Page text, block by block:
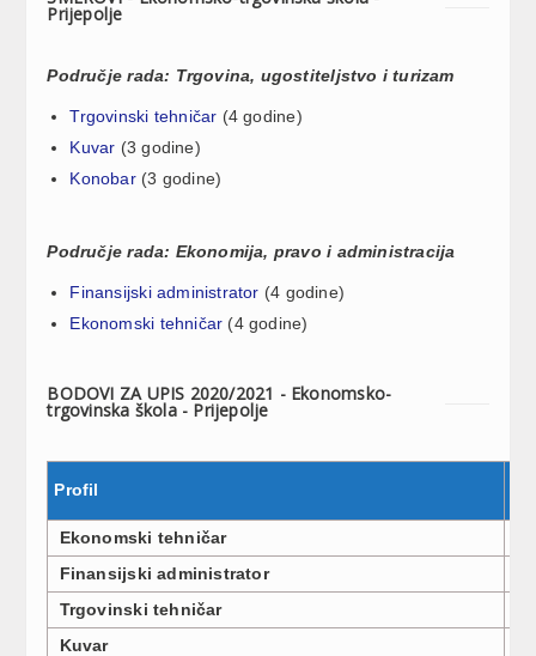
Prijepolje
Područje rada: Trgovina, ugostiteljstvo i turizam
Trgovinski tehničar (4 godine)
Kuvar (3 godine)
Konobar(3 godine)
Područje rada: Ekonomija, pravo i administracija
Finansijski administrator (4 godine)
Ekonomski tehničar (4 godine)
BODOVI ZA UPIS 2020/2021 - Ekonomsko-
trgovinska škola - Prijepolje
Profil
Ekonomski tehničar
Finansijski administrator
Trgovinski tehničar
Kuvar